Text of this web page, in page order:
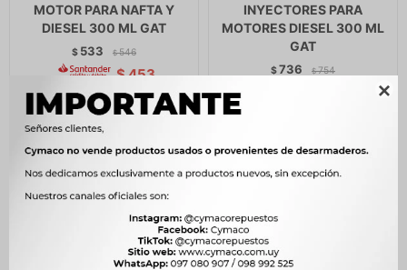

MOTOR PARA NAFTA Y
DIESEL 300 ML GAT
$ 533 $ 546
$453
INYECTORES PARA
MOTORES DIESEL 300 ML
GAT
$736 $ 754